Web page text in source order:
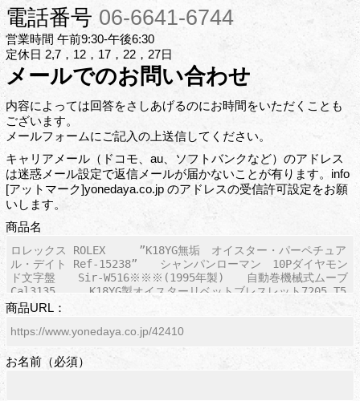
電話番号 06-6641-6744
営業時間 午前9:30-午後6:30
定休日 2,7，12，17，22，27日
メールでのお問い合わせ
内容によっては回答をさしあげるのにお時間をいただくことも
ございます。
メールフォームにご記入の上送信してください。
キャリアメール（ドコモ、au、ソフトバンクなど）のアドレス
は迷惑メール設定で返信メールが届かないことが有ります。info
[アットマーク]yonedaya.co.jp のアドレスの受信許可設定をお願
いします。
商品名
商品URL：
お名前（必須）